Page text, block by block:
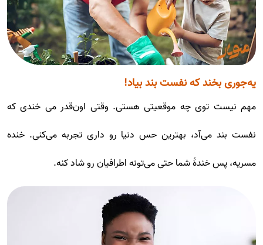
یه‌جوری بخند که نفست بند بیاد!
مهم نیست توی چه موقعیتی هستی. وقتی اون‌قدر می خندی که
نفست بند می‌آد، بهترین حس دنیا رو داری تجربه می‌کنی. خنده
مسریه، پس خندۀ شما حتی می‌تونه اطرافیان رو شاد کنه.